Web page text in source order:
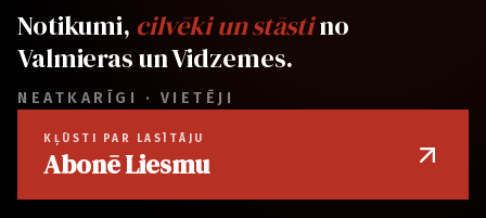
Notikumi, cilvēki un stāstino
Valmieras un Vidzemes.
NEATKARĪGI · VIETĒJI
KĻŪSTI PAR LASĪTĀJU
Abonē Liesmu